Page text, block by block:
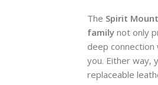
The Spirit
family not only
deep
you. Either way,
replaceable